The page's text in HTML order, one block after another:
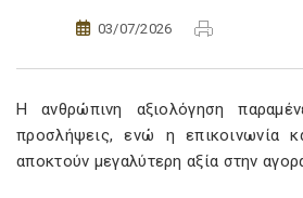
03/07/2026
Η ανθρώπινη αξιολόγηση
προσλήψεις, ενώ η επικοινωνία
αποκτούν μεγαλύτερη αξία στην